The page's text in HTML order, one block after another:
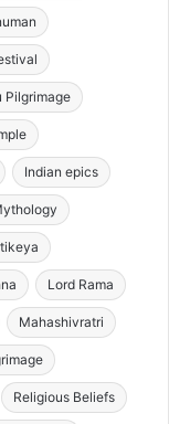
Pilgrimage
Indian epics
Lord Rama
Mahashivratri
Religious Beliefs